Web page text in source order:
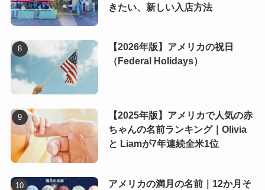
きたい、新しい入店方法
【2026年版】アメリカの祝日
（Federal Holidays）
【2025年版】アメリカで人気の赤
ちゃんの名前ランキング｜Olivia
と Liamが7年連続全米1位
アメリカの満月の名前｜12か月そ